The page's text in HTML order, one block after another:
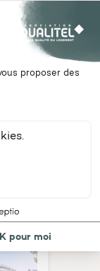
et
a répondu
le DPE dans
: